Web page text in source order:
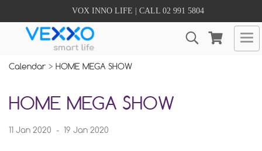
VOX INNO LIFE | CALL 02 991 5804
Calendar > HOME MEGA SHOW
HOME MEGA SHOW
11 Jan 2020 - 19 Jan 2020